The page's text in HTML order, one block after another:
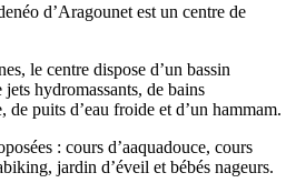
d’Aragounet est un centre de
le centre dispose d’un bassin
hydromassants, de bains
puits d’eau froide et d’un hammam.
: cours d’aaquadouce, cours
jardin d’éveil et bébés nageurs.